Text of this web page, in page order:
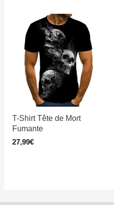
T-Shirt Tête de Mort
Fumante
27,99€